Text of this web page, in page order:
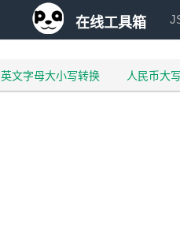
在线工具箱
英文字母大小写转换 人民币大